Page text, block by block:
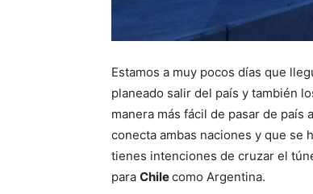
Estamos a muy pocos días que
planeado salir del país y también
manera más fácil de pasar de país
conecta ambas naciones y que se
tienes intenciones de cruzar el
para Chilecomo Argentina.